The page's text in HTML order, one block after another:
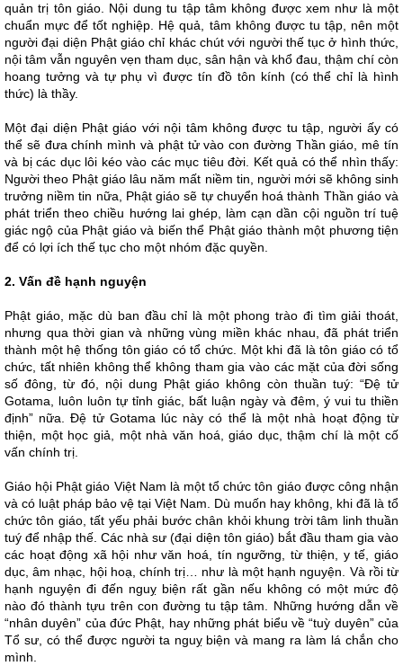
quản trị tôn giáo. Nội dung tu tập tâm không được xem như là một
chuẩn mực để tốt nghiệp. Hệ quả, tâm không được tu tập, nên một
người đại diện Phật giáo chỉ khác chút với người thế tục ở hình thức,
nội tâm vẫn nguyên vẹn tham dục, sân hận và khổ đau, thậm chí còn
hoang tưởng và tự phụ vì được tín đồ tôn kính (có thể chỉ là hình
thức) là thầy.
Một đại diện Phật giáo với nội tâm không được tu tập, người ấy có
thể sẽ đưa chính mình và phật tử vào con đường Thần giáo, mê tín
và bị các dục lôi kéo vào các mục tiêu đời. Kết quả có thể nhìn thấy:
Người theo Phật giáo lâu năm mất niềm tin, người mới sẽ không sinh
trưởng niềm tin nữa, Phật giáo sẽ tự chuyển hoá thành Thần giáo và
phát triển theo chiều hướng lai ghép, làm cạn dần cội nguồn trí tuệ
giác ngộ của Phật giáo và biến thể Phật giáo thành một phương tiện
để có lợi ích thế tục cho một nhóm đặc quyền.
2. Vấn đề hạnh nguyện
Phật giáo, mặc dù ban đầu chỉ là một phong trào đi tìm giải thoát,
nhưng qua thời gian và những vùng miền khác nhau, đã phát triển
thành một hệ thống tôn giáo có tổ chức. Một khi đã là tôn giáo có tổ
chức, tất nhiên không thể không tham gia vào các mặt của đời sống
số đông, từ đó, nội dung Phật giáo không còn thuần tuý: “Đệ tử
Gotama, luôn luôn tự tỉnh giác, bất luận ngày và đêm, ý vui tu thiền
định” nữa. Đệ tử Gotama lúc này có thể là một nhà hoạt động từ
thiện, một học giả, một nhà văn hoá, giáo dục, thậm chí là một cố
vấn chính trị.
Giáo hội Phật giáo Việt Nam là một tổ chức tôn giáo được công nhận
và có luật pháp bảo vệ tại Việt Nam. Dù muốn hay không, khi đã là tổ
chức tôn giáo, tất yếu phải bước chân khỏi khung trời tâm linh thuần
tuý để nhập thế. Các nhà sư (đại diện tôn giáo) bắt đầu tham gia vào
các hoạt động xã hội như văn hoá, tín ngưỡng, từ thiện, y tế, giáo
dục, âm nhạc, hội hoạ, chính trị… như là một hạnh nguyện. Và rồi từ
hạnh nguyện đi đến nguỵ biện rất gần nếu không có một mức độ
nào đó thành tựu trên con đường tu tập tâm. Những hướng dẫn về
“nhân duyên” của đức Phật, hay những phát biểu về “tuỳ duyên” của
Tổ sư, có thể được người ta nguỵ biện và mang ra làm lá chắn cho
mình.